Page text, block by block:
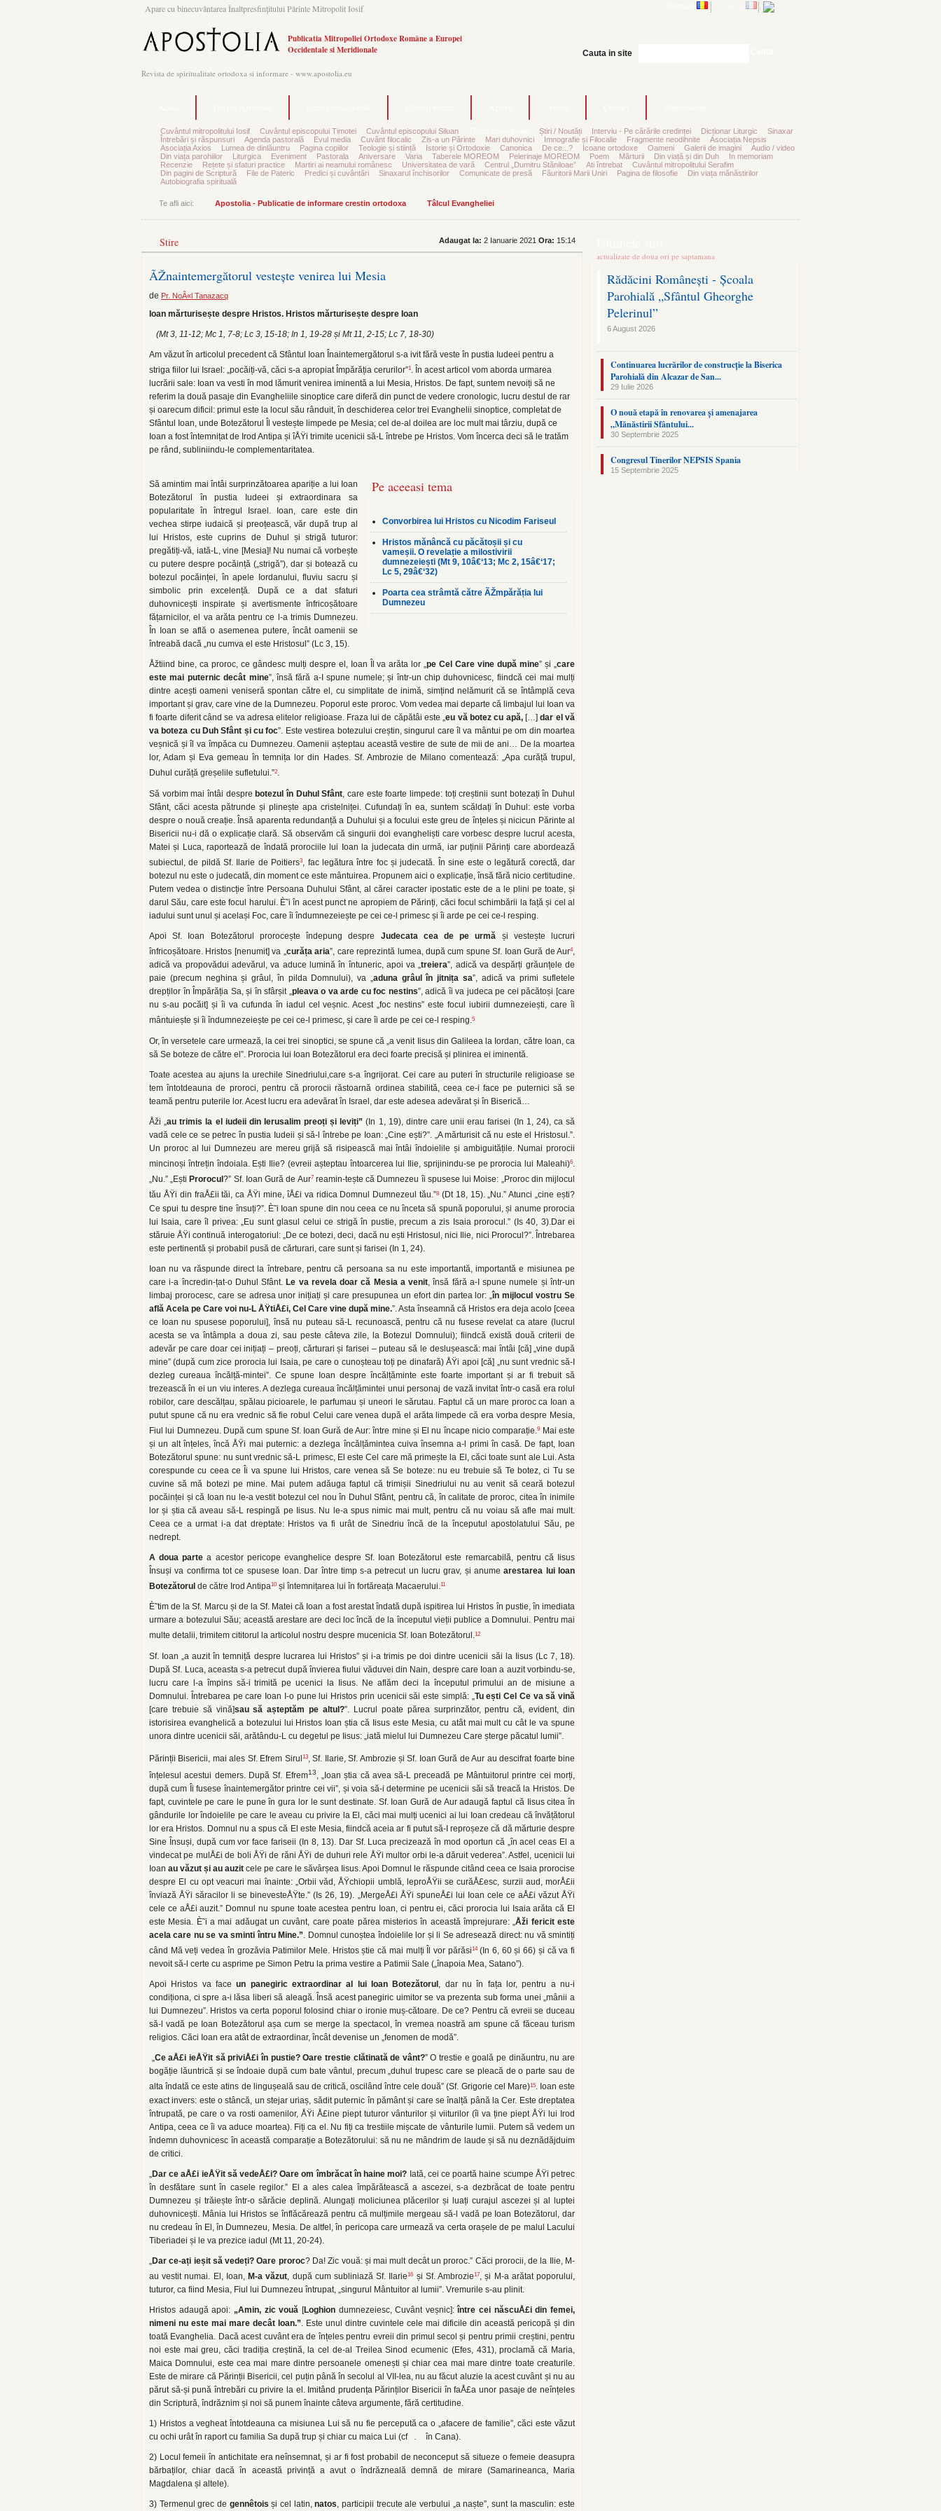
Apare cu binecuvântarea Înaltpresfinţitului Părinte Mitropolit Iosif
Publicatia Mitropoliei Ortodoxe Române a Europei
Occidentale si Meridionale
Revista de spiritualitate ortodoxa si informare - www.apostolia.eu
Cauta in site
Cuvântul mitropolitului Iosif Cuvântul episcopului Timotei Cuvântul episcopului Siluan Știri / Noutăți Interviu - Pe cărările credinței Dicționar Liturgic
Sinaxar
Întrebări și răspunsuri
Agenda pastorală Evul media Cuvânt filocalic Zis-a un Părinte Mari duhovnici Imnografie și Filocalie Fragmente neodihnite
Asociația Nepsis
Asociația Axios
Lumea de dinlăuntru Pagina copiilor Teologie și stiință Istorie și Ortodoxie Canonica De ce...? Icoane ortodoxe Oameni Galerii de imagini
Audio / video
Din viața parohiilor
Liturgica Eveniment Pastorala Aniversare Varia Taberele MOREOM Pelerinaje MOREOM Poem Mărturii Din viață și din Duh
In memoriam
Recenzie
Rețete și sfaturi practice Martiri ai neamului românesc Universitatea de vară Centrul „Dumitru Stăniloae” Ati întrebat
Cuvântul mitropolitului Serafim
Din pagini de Scriptură
File de Pateric Predici și cuvântări Sinaxarul închisorilor Comunicate de presă Făuritorii Marii Uniri Pagina de filosofie
Din viața mănăstirilor
Autobiografia spirituală
Te afli aici: Apostolia - Publicatie de informare crestin ortodoxa Tâlcul Evangheliei
Stire Adaugat la: 2 Ianuarie 2021 Ora: 15:14
ÃŽnaintemergătorul vestește venirea lui Mesia
de Pr. NoÃ«l Tanazacq
Ioan mărturisește despre Hristos. Hristos mărturisește despre Ioan
(Mt 3, 11-12; Mc 1, 7-8; Lc 3, 15-18; In 1, 19-28 și Mt 11, 2-15; Lc 7, 18-30)
Am văzut în articolul precedent că Sfântul Ioan Înaintemergătorul s-a ivit fără veste în pustia Iudeei pentru a
striga fiilor lui Israel: „pocăiți-vă, căci s-a apropiat Împărăția cerurilor”1. În acest articol vom aborda urmarea
lucrării sale: Ioan va vesti în mod lămurit venirea iminentă a lui Mesia, Hristos. De fapt, suntem nevoiți să ne
referim la două pasaje din Evangheliile sinoptice care diferă din punct de vedere cronologic, lucru destul de rar
și oarecum dificil: primul este la locul său rânduit, în deschiderea celor trei Evanghelii sinoptice, completat de
Sfântul Ioan, unde Botezătorul Îl vestește limpede pe Mesia; cel de-al doilea are loc mult mai târziu, după ce
Ioan a fost întemnițat de Irod Antipa și îÅŸi trimite ucenicii să-L întrebe pe Hristos. Vom încerca deci să le tratăm
pe rând, subliniindu-le complementaritatea.
Pe aceeasi tema
Convorbirea lui Hristos cu Nicodim Fariseul
Hristos mănâncă cu păcătoșii și cu
vameșii. O revelație a milostivirii
dumnezeiești (Mt 9, 10â€‘13; Mc 2, 15â€‘17;
Lc 5, 29â€‘32)
Poarta cea strâmtă către ÃŽmpărăția lui
Dumnezeu
Să amintim mai întâi surprinzătoarea apariție a lui Ioan
Botezătorul în pustia Iudeei și extraordinara sa
popularitate în întregul Israel. Ioan, care este din
vechea stirpe iudaică și preoțească, văr după trup al
lui Hristos, este cuprins de Duhul și strigă tuturor:
pregătiți-vă, iată-L, vine [Mesia]! Nu numai că vorbește
cu putere despre pocăință („strigă”), dar și botează cu
botezul pocăinței, în apele Iordanului, fluviu sacru și
simbolic prin excelență. După ce a dat sfaturi
duhovnicești inspirate și avertismente înfricoșătoare
fățarnicilor, el va arăta pentru ce l-a trimis Dumnezeu.
În Ioan se află o asemenea putere, încât oamenii se
întreabă dacă „nu cumva el este Hristosul” (Lc 3, 15).
Åžtiind bine, ca proroc, ce gândesc mulți despre el, Ioan Îl va arăta lor „pe Cel Care vine după mine” și „care
este mai puternic decât mine”, însă fără a-I spune numele; și într-un chip duhovnicesc, fiindcă cei mai mulți
dintre acești oameni veniseră spontan către el, cu simplitate de inimă, simțind nelămurit că se întâmplă ceva
important și grav, care vine de la Dumnezeu. Poporul este proroc. Vom vedea mai departe că limbajul lui Ioan va
fi foarte diferit când se va adresa elitelor religioase. Fraza lui de căpătâi este „eu vă botez cu apă,[…]dar el vă
va boteza cu Duh Sfânt și cu foc”. Este vestirea botezului creștin, singurul care îl va mântui pe om din moartea
veșnică și îl va împăca cu Dumnezeu. Oamenii așteptau această vestire de sute de mii de ani… De la moartea
lor, Adam și Eva gemeau în temnița lor din Hades. Sf. Ambrozie de Milano comentează: „Apa curăță trupul,
Duhul curăță greșelile sufletului.”2.
Să vorbim mai întâi desprebotezul în Duhul Sfânt , care este foarte limpede: toți creștinii sunt botezați în Duhul
Sfânt, căci acesta pătrunde și plinește apa cristelniței. Cufundați în ea, suntem scăldați în Duhul: este vorba
despre o nouă creație. Însă aparenta redundanță a Duhului și a focului este greu de înțeles și nicicun Părinte al
Bisericii nu-i dă o explicație clară. Să observăm că singurii doi evangheliști care vorbesc despre lucrul acesta,
Matei și Luca, raportează de îndată prorociile lui Ioan la judecata din urmă, iar puținii Părinți care abordează
subiectul, de pildă Sf. Ilarie de Poitiers3, fac legătura între foc și judecată. În sine este o legătură corectă, dar
botezul nu este o judecată, din moment ce este mântuirea. Propunem aici o explicație, însă fără nicio certitudine.
Putem vedea o distincție între Persoana Duhului Sfânt, al cărei caracter ipostatic este de a le plini pe toate, și
darul Său, care este focul harului. È˜i în acest punct ne apropiem de Părinți, căci focul schimbării la față și cel al
iadului sunt unul și același Foc, care îi îndumnezeiește pe cei ce-l primesc și îi arde pe cei ce-l resping.
Apoi Sf. Ioan Botezătorul prorocește îndepung despre Judecata cea de pe urmă și vestește lucruri
înfricoșătoare. Hristos [nenumit] va „curăța aria”, care reprezintă lumea, după cum spune Sf. Ioan Gură de Aur4,
adică va propovădui adevărul, va aduce lumină în întuneric, apoi va „treiera”, adică va despărți grăunțele de
paie (precum neghina și grâul, în pilda Domnului), va „aduna grâul în jitnița sa”, adică va primi sufletele
drepților în Împărăția Sa, și în sfârșit „pleava o va arde cu foc nestins”, adică îi va judeca pe cei păcătoși [care
nu s-au pocăit] și îi va cufunda în iadul cel veșnic. Acest „foc nestins” este focul iubirii dumnezeiești, care îi
mântuiește și îi îndumnezeiește pe cei ce-l primesc, și care îi arde pe cei ce-l resping.5
Or, în versetele care urmează, la cei trei sinoptici, se spune că „a venit Iisus din Galileea la Iordan, către Ioan, ca
să Se boteze de către el”. Prorocia lui Ioan Botezătorul era deci foarte precisă și plinirea ei iminentă.
Toate acestea au ajuns la urechile Sinedriului,care s-a îngrijorat. Cei care au puteri în structurile religioase se
tem întotdeauna de proroci, pentru că prorocii răstoarnă ordinea stabilită, ceea ce-i face pe puternici să se
teamă pentru puterile lor. Acest lucru era adevărat în Israel, dar este adesea adevărat și în Biserică…
Åži „au trimis la el iudeii din Ierusalim preoți și leviți” (In 1, 19), dintre care unii erau farisei (In 1, 24), ca să
vadă cele ce se petrec în pustia Iudeii și să-l întrebe pe Ioan: „Cine ești?”. „A mărturisit că nu este el Hristosul.”.
Un proroc al lui Dumnezeu are mereu grijă să risipească mai întâi îndoielile și ambiguitățile. Numai prorocii
mincinoși întrețin îndoiala. Ești Ilie? (evreii așteptau întoarcerea lui Ilie, sprijinindu-se pe prorocia lui Maleahi)6.
„Nu.” „Ești Prorocul?” Sf. Ioan Gură de Aur7reamin-tește că Dumnezeu îi spusese lui Moise: „Proroc din mijlocul
tău ÅŸi din fraÅ£ii tăi, ca ÅŸi mine, îÅ£i va ridica Domnul Dumnezeul tău.”8 (Dt 18, 15). „Nu.” Atunci „cine ești?
Ce spui tu despre tine însuți?”. È˜i Ioan spune din nou ceea ce nu înceta să spună poporului, și anume prorocia
lui Isaia, care îl privea: „Eu sunt glasul celui ce strigă în pustie, precum a zis Isaia prorocul.” (Is 40, 3).Dar ei
stăruie ÅŸi continuă interogatoriul: „De ce botezi, deci, dacă nu ești Hristosul, nici Ilie, nici Prorocul?”. Întrebarea
este pertinentă și probabil pusă de cărturari, care sunt și farisei (In 1, 24).
Ioan nu va răspunde direct la întrebare, pentru că persoana sa nu este importantă, importantă e misiunea pe
care i-a încredin-țat-o Duhul Sfânt.Le va revela doar că Mesia a venit , însă fără a-I spune numele și într-un
limbaj prorocesc, care se adresa unor inițiați și care presupunea un efort din partea lor: „în mijlocul vostru Se
află Acela pe Care voi nu-L ÅŸtiÅ£i, Cel Care vine după mine.”. Asta înseamnă că Hristos era deja acolo [ceea
ce Ioan nu spusese poporului], însă nu puteau să-L recunoască, pentru că nu fusese revelat ca atare (lucrul
acesta se va întâmpla a doua zi, sau peste câteva zile, la Botezul Domnului); fiindcă există două criterii de
adevăr pe care doar cei inițiați – preoți, cărturari și farisei – puteau să le deslușească: mai întâi [că] „vine după
mine” (după cum zice prorocia lui Isaia, pe care o cunoșteau toți pe dinafară) ÅŸi apoi [că] „nu sunt vrednic să-I
dezleg cureaua încălță-mintei”. Ce spune Ioan despre încălțăminte este foarte important și ar fi trebuit să
trezească în ei un viu interes. A dezlega cureaua încălțămintei unui personaj de vază invitat într-o casă era rolul
robilor, care descălțau, spălau picioarele, le parfumau și uneori le sărutau. Faptul că un mare proroc ca Ioan a
putut spune că nu era vrednic să fie robul Celui care venea după el arăta limpede că era vorba despre Mesia,
Fiul lui Dumnezeu. După cum spune Sf. Ioan Gură de Aur: între mine și El nu încape nicio comparație.9 Mai este
și un alt înțeles, încă ÅŸi mai puternic: a dezlega încălțămintea cuiva însemna a-l primi în casă. De fapt, Ioan
Botezătorul spune: nu sunt vrednic să-L primesc, El este Cel care mă primește la El, căci toate sunt ale Lui. Asta
corespunde cu ceea ce Îi va spune lui Hristos, care venea să Se boteze: nu eu trebuie să Te botez, ci Tu se
cuvine să mă botezi pe mine. Mai putem adăuga faptul că trimișii Sinedriului nu au venit să ceară botezul
pocăinței și că Ioan nu le-a vestit botezul cel nou în Duhul Sfânt, pentru că, în calitate de proroc, citea în inimile
lor și știa că aveau să-L respingă pe Iisus. Nu le-a spus nimic mai mult, pentru că nu voiau să afle mai mult.
Ceea ce a urmat i-a dat dreptate: Hristos va fi urât de Sinedriu încă de la începutul apostolatului Său, pe
nedrept.
A doua partea acestor pericope evanghelice despre Sf. Ioan Botezătorul este remarcabilă, pentru că Iisus
Însuși va confirma tot ce spusese Ioan. Dar între timp s-a petrecut un lucru grav, și anumearestarea lui Ioan
Botezătorul de către Irod Antipa10 și întemnițarea lui în fortăreața Macaerului.11
È˜tim de la Sf. Marcu și de la Sf. Matei că Ioan a fost arestat îndată după ispitirea lui Hristos în pustie, în imediata
urmare a botezului Său; această arestare are deci loc încă de la începutul vieții publice a Domnului. Pentru mai
multe detalii, trimitem cititorul la articolul nostru despre mucenicia Sf. Ioan Botezătorul.12
Sf. Ioan „a auzit în temniță despre lucrarea lui Hristos” și i-a trimis pe doi dintre ucenicii săi la Iisus (Lc 7, 18).
După Sf. Luca, aceasta s-a petrecut după învierea fiului văduvei din Nain, despre care Ioan a auzit vorbindu-se,
lucru care l-a împins să-i trimită pe ucenici la Iisus. Ne aflăm deci la începutul primului an de misiune a
Domnului. Întrebarea pe care Ioan I-o pune lui Hristos prin ucenicii săi este simplă: „ Tu ești Cel Ce va să vină
[care trebuie să vină]sau să așteptăm pe altul?”. Lucrul poate părea surprinzător, pentru că, evident, din
istorisirea evanghelică a botezului lui Hristos Ioan știa că Iisus este Mesia, cu atât mai mult cu cât le va spune
unora dintre ucenicii săi, arătându-L cu degetul pe Iisus: „iată mielul lui Dumnezeu Care șterge păcatul lumii”.
Părinții Bisericii, mai ales Sf. Efrem Sirul 13, Sf. Ilarie, Sf. Ambrozie și Sf. Ioan Gură de Aur au descifrat foarte bine
înțelesul acestui demers. După Sf. Efrem13, „Ioan știa că avea să-L preceadă pe Mântuitorul printre cei morți,
după cum Îi fusese înaintemergător printre cei vii”, și voia să-i determine pe ucenicii săi să treacă la Hristos. De
fapt, cuvintele pe care le pune în gura lor le sunt destinate. Sf. Ioan Gură de Aur adaugă faptul că Iisus citea în
gândurile lor îndoielile pe care le aveau cu privire la El, căci mai mulți ucenici ai lui Ioan credeau că învățătorul
lor era Hristos. Domnul nu a spus că El este Mesia, fiindcă aceia ar fi putut să-I reproșeze că dă mărturie despre
Sine Însuși, după cum vor face fariseii (In 8, 13). Dar Sf. Luca precizează în mod oportun că „în acel ceas El a
vindecat pe mulÅ£i de boli ÅŸi de răni ÅŸi de duhuri rele ÅŸi multor orbi le-a dăruit vederea”. Astfel, ucenicii lui
Ioan au văzut și au auzit cele pe care le săvârșea Iisus. Apoi Domnul le răspunde citând ceea ce Isaia prorocise
despre El cu opt veacuri mai înainte: „Orbii văd, ÅŸchiopii umblă, leproÅŸii se curăÅ£esc, surzii aud, morÅ£ii
înviază ÅŸi săracilor li se binevesteÅŸte.” (Is 26, 19). „MergeÅ£i ÅŸi spuneÅ£i lui Ioan cele ce aÅ£i văzut ÅŸi
cele ce aÅ£i auzit.” Domnul nu spune toate acestea pentru Ioan, ci pentru ei, căci prorocia lui Isaia arăta că El
este Mesia. È˜i a mai adăugat un cuvânt, care poate părea misterios în această împrejurare: „Åži fericit este
acela care nu se va sminti întru Mine.”. Domnul cunoștea îndoielile lor și li Se adresează direct: nu vă smintiți
când Mă veți vedea în grozăvia Patimilor Mele. Hristos știe că mai mulți Îl vor părăsi14(In 6, 60 și 66) și că va fi
nevoit să-l certe cu asprime pe Simon Petru la prima vestire a Patimii Sale („înapoia Mea, Satano”).
Apoi Hristos va faceun panegiric extraordinar al lui Ioan Botezătorul , dar nu în fața lor, pentru a nu-i
condiționa, ci spre a-i lăsa liberi să aleagă. Însă acest panegiric uimitor se va prezenta sub forma unei „mânii a
lui Dumnezeu”. Hristos va certa poporul folosind chiar o ironie muș-cătoare. De ce? Pentru că evreii se duceau
să-l vadă pe Ioan Botezătorul așa cum se merge la spectacol, în vremea noastră am spune că făceau turism
religios. Căci Ioan era atât de extraordinar, încât devenise un „fenomen de modă”.
„Ce aÅ£i ieÅŸit să priviÅ£i în pustie? Oare trestie clătinată de vânt?” O trestie e goală pe dinăuntru, nu are
bogăție lăuntrică și se îndoaie după cum bate vântul, precum „duhul trupesc care se pleacă de o parte sau de
alta îndată ce este atins de lingușeală sau de critică, oscilând între cele două” (Sf. Grigorie cel Mare)15. Ioan este
exact invers: este o stâncă, un stejar uriaș, sădit puternic în pământ și care se înalță până la Cer. Este dreptatea
întrupată, pe care o va rosti oamenilor, ÅŸi Å£ine piept tuturor vânturilor și viiturilor (îi va ține piept ÅŸi lui Irod
Antipa, ceea ce îi va aduce moartea). Fiți ca el. Nu fiți ca trestiile mișcate de vânturile lumii. Putem să vedem un
îndemn duhovnicesc în această comparație a Botezătorului: să nu ne mândrim de laude și să nu deznădăjduim
de critici.
Dar ce aÅ£i ieÅŸit să vedeÅ£i? Oare om îmbrăcat în haine moi? Iată, cei ce poartă haine scumpe ÅŸi petrec
în desfătare sunt în casele regilor.” El a ales calea împărătească a ascezei, s-a dezbrăcat de toate pentru
Dumnezeu și trăiește într-o sărăcie deplină. Alungați moliciunea plăcerilor și luați curajul ascezei și al luptei
duhovnicești. Mânia lui Hristos se înflăcărează pentru că mulțimile mergeau să-l vadă pe Ioan Botezătorul, dar
nu credeau în El, în Dumnezeu, Mesia. De altfel, în pericopa care urmează va certa orașele de pe malul Lacului
Tiberiadei și le va prezice iadul (Mt 11, 20-24).
Dar ce-ați ieșit să vedeți? Oare proroc? Da! Zic vouă: și mai mult decât un proroc.” Căci prorocii, de la Ilie, M-
au vestit numai. El, Ioan, M-a văzut, după cum subliniază Sf. Ilarie16 și Sf. Ambrozie17, și M-a arătat poporului,
tuturor, ca fiind Mesia, Fiul lui Dumnezeu întrupat, „singurul Mântuitor al lumii”. Vremurile s-au plinit.
Hristos adaugă apoi: „Amin, zic vouă [Loghion dumnezeiesc, Cuvânt veșnic]:între cei născuÅ£i din femei,
nimeni nu este mai mare decât Ioan.”. Este unul dintre cuvintele cele mai dificile din această pericopă și din
toată Evanghelia. Dacă acest cuvânt era de înțeles pentru evreii din primul secol și pentru primii creștini, pentru
noi este mai greu, căci tradiția creștină, la cel de-al Treilea Sinod ecumenic (Efes, 431), proclamă că Maria,
Maica Domnului, este cea mai mare dintre persoanele omenești și chiar cea mai mare dintre toate creaturile.
Este de mirare că Părinții Bisericii, cel puțin până în secolul al VII-lea, nu au făcut aluzie la acest cuvânt și nu au
părut să-și pună întrebări cu privire la el. Imitând prudența Părinților Bisericii în faÅ£a unor pasaje de neînțeles
din Scriptură, îndrăznim și noi să punem înainte câteva argumente, fără certitudine.
1) Hristos a vegheat întotdeauna ca misiunea Lui să nu fie percepută ca o „afacere de familie”, căci este văzut
cu ochi urât în raport cu familia Sa după trup și chiar cu maica Lui (cf
. în Cana).
2) Locul femeii în antichitate era neînsemnat, și ar fi fost probabil de neconceput să situeze o femeie deasupra
bărbaților, chiar dacă în această privință a avut o îndrăzneală demnă de mirare (Samarineanca, Maria
Magdalena și altele).
3) Termenul grec de gennêtoisși cel latin,natos, participii trecute ale verbului „a naște”, sunt la masculin: este
actualizate de doua ori pe saptamana
Rădăcini Românești - Școala
Parohială „Sfântul Gheorghe
Pelerinul”
6 August 2026
Continuarea lucrărilor de construcție la Biserica
Parohială din Alcazar de San...
29 Iulie 2026
O nouă etapă în renovarea și amenajarea
„Mănăstirii Sfântului...
30 Septembrie 2025
Congresul Tinerilor NEPSIS Spania
15 Septembrie 2025